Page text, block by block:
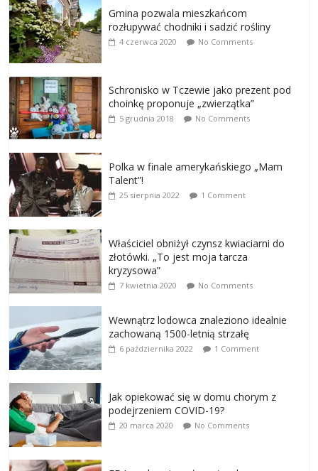
Gmina pozwala mieszkańcom
rozłupywać chodniki i sadzić rośliny
4 czerwca 2020 No Comments
Schronisko w Tczewie jako prezent pod
choinkę proponuje „zwierzątka”
5 grudnia 2018 No Comments
Polka w finale amerykańskiego „Mam
Talent”!
25 sierpnia 2022 1 Comment
Właściciel obniżył czynsz kwiaciarni do
złotówki. „To jest moja tarcza
kryzysowa”
7 kwietnia 2020 No Comments
Wewnątrz lodowca znaleziono idealnie
zachowaną 1500-letnią strzałę
6 października 2022 1 Comment
Jak opiekować się w domu chorym z
podejrzeniem COVID-19?
20 marca 2020 No Comments